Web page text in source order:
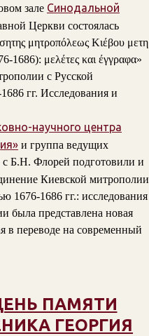
зале Синодальной
Церкви состоялась
μητροπόλεως Κιέβου μετη
1686): μελέτες και έγγραφα»
с Русской
гг. Исследования и
научного центра
и группа ведущих
с Б.Н. Флорей подготовили и
Киевской
1676-1686 гг.:
была представлена новая
в переводе на современный
ПАМЯТИ
ГЕОРГИЯ